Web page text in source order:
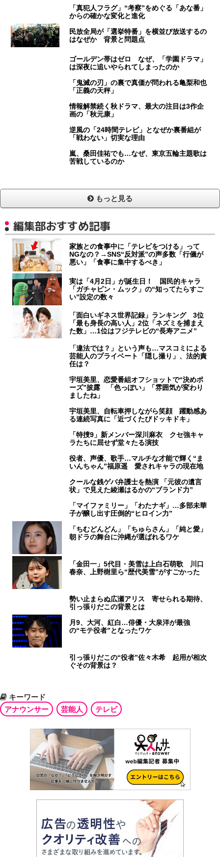
「真犯人フラグ」“考察”をめぐる「あな番」
からの確かな変化と進化
民放全局が「選挙特番」を横並び放送するの
はなぜか 背景と問題点
ゴールデン帯はゼロ なぜ、「学園ドラマ」
は深夜に追いやられてしまったのか
「鬼滅の刃」の裏で真価が問われる亀梨和也
「正義の天秤」
情報解禁続く秋ドラマ、最大の注目は3作企
画の「秋元康」
逆風の「24時間テレビ」となぜか裏番組が
「戦わない」切実な理由
嵐、桑田佳祐でも…なぜ、東京五輪主題歌は
苦戦しているのか
もっと見る
編集部おすすめ記事
家族との食事中に「テレビをつける」って
NGなの？→SNS“反対派”の声多数「行儀が
悪い」「食事に集中するべき」
実は「4月2日」が誕生日！ 国民的キャラ
「ガチャピン・ムック」の“知ってたらすご
い”設定の数々
「面白いギネス世界記録」ランキング 3位
「最も身長の高い人」2位「ネズミを捕まえ
た数」…1位はフジテレビの“長寿アニメ”
「違法では？」という声も…マスコミによる
芸能人のプライベート「隠し撮り」、法的責
任は？
宇垣美里、恋愛番組オフショットで“決めポ
ーズ”披露 「色っぽい」「雰囲気が変わり
ましたね」
宇垣美里、自転車押しながら笑顔 躍動感あ
る連続写真に「近づくたびドッキドキ」
「特捜9」新メンバー深川麻衣 クセ強キャ
ラたちに屈せず堂々たる演技
役者、声優、歌手…マルチな才能で輝く“ま
いんちゃん”福原遥 愛されキャラの現在地
クールな銭ゲバ弁護士を熱演 「元彼の遺言
状」で見えた綾瀬はるかの“ブランド力”
「マイファミリー」「わたナギ」…多部未華
子が醸し出す圧倒的“ヒロイン力”
「ちむどんどん」「ちゅらさん」「純と愛」
朝ドラの舞台に沖縄が選ばれるワケ
「金田一」5代目・美雪は上白石萌歌 川口
春奈、上野樹里ら“歴代美雪”がすごかった
勢い止まらぬ広瀬アリス 寄せられる期待、
引っ張りだこの背景とは
月9、大河、紅白…俳優・大泉洋が最強
の“モテ役者”となったワケ
引っ張りだこの“役者”佐々木希 起用が相次
ぐその背景は？
キーワード
アナウンサー
芸能人 テレビ